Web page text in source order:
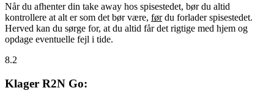
Når du afhenter din take away hos spisestedet, bør du altid
kontrollere at alt er som det bør være, førdu forlader spisestedet.
Herved kan du sørge for, at du altid får det rigtige med hjem og
opdage eventuelle fejl i tide.
8.2
Klager R2N Go: